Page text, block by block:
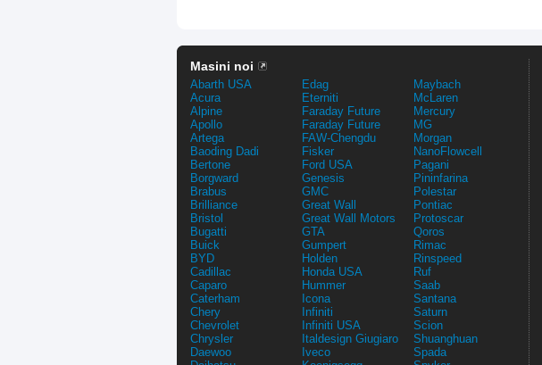
Masini noi
Abarth USA
Acura
Alpine
Apollo
Artega
Baoding Dadi
Bertone
Borgward
Brabus
Brilliance
Bristol
Bugatti
Buick
BYD
Cadillac
Caparo
Caterham
Chery
Chevrolet
Chrysler
Daewoo
Edag
Eterniti
Faraday Future
Faraday Future
FAW-Chengdu
Fisker
Ford USA
Genesis
GMC
Great Wall
Great Wall Motors
GTA
Gumpert
Holden
Honda USA
Hummer
Icona
Infiniti
Infiniti USA
Italdesign Giugiaro
Iveco
Maybach
McLaren
Mercury
MG
Morgan
NanoFlowcell
Pagani
Pininfarina
Polestar
Pontiac
Protoscar
Qoros
Rimac
Rinspeed
Ruf
Saab
Santana
Saturn
Scion
Shuanghuan
Spada